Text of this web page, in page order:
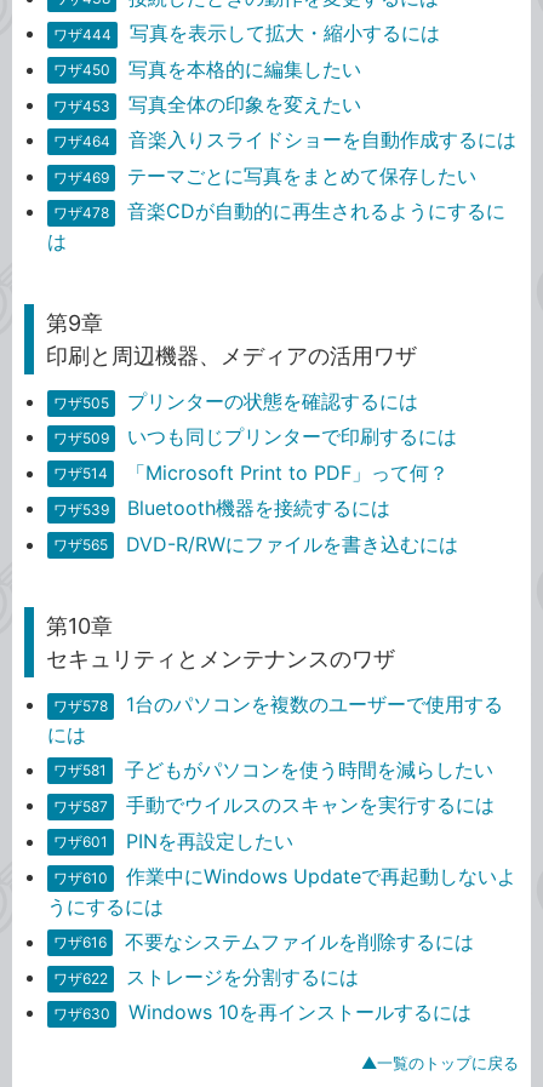
ワザ444 写真を表示して拡大・縮小するには
ワザ450 写真を本格的に編集したい
ワザ453 写真全体の印象を変えたい
ワザ464 音楽入りスライドショーを自動作成するには
ワザ469 テーマごとに写真をまとめて保存したい
ワザ478
音楽CDが自動的に再生されるようにするに
は
第9章
印刷と周辺機器、メディアの活用ワザ
ワザ505 プリンターの状態を確認するには
ワザ509 いつも同じプリンターで印刷するには
ワザ514 「Microsoft Print to PDF」って何？
ワザ539 Bluetooth機器を接続するには
ワザ565 DVD-R/RWにファイルを書き込むには
第10章
セキュリティとメンテナンスのワザ
ワザ578
1台のパソコンを複数のユーザーで使用する
には
ワザ581 子どもがパソコンを使う時間を減らしたい
ワザ587 手動でウイルスのスキャンを実行するには
ワザ601 PINを再設定したい
ワザ610
作業中にWindows Updateで再起動しないよ
うにするには
ワザ616 不要なシステムファイルを削除するには
ワザ622 ストレージを分割するには
ワザ630 Windows 10を再インストールするには
▲一覧のトップに戻る